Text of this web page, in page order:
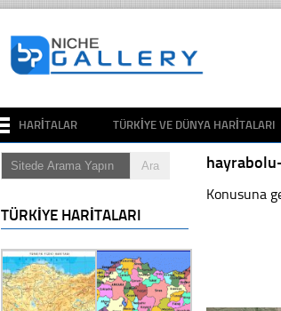
HARITALAR TÜRKIYE VE DÜNYA HARITALARI
Konusuna
TÜRKIYE HARITALARI